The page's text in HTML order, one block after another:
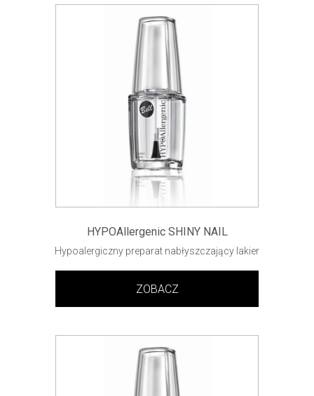
HYPOAllergenic SHINY NAIL
Hypoalergiczny preparat nabłyszczający lakier
ZOBACZ